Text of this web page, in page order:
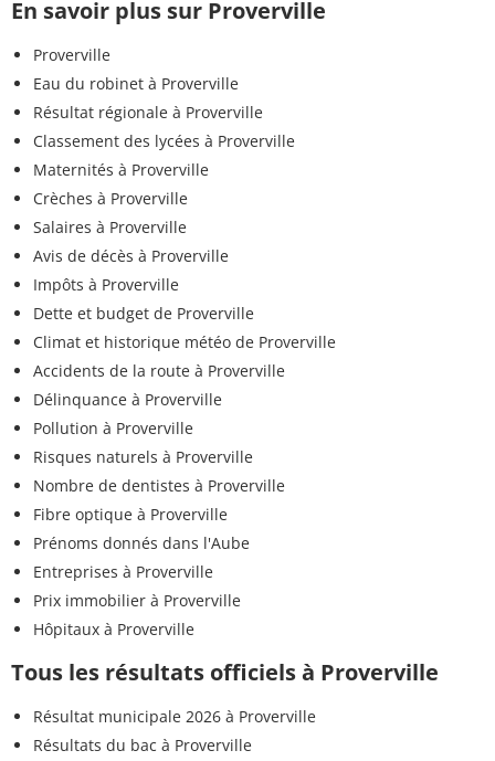
En savoir plus sur Proverville
Proverville
Eau du robinet à Proverville
Résultat régionale à Proverville
Classement des lycées à Proverville
Maternités à Proverville
Crèches à Proverville
Salaires à Proverville
Avis de décès à Proverville
Impôts à Proverville
Dette et budget de Proverville
Climat et historique météo de Proverville
Accidents de la route à Proverville
Délinquance à Proverville
Pollution à Proverville
Risques naturels à Proverville
Nombre de dentistes à Proverville
Fibre optique à Proverville
Prénoms donnés dans l'Aube
Entreprises à Proverville
Prix immobilier à Proverville
Hôpitaux à Proverville
Tous les résultats officiels à Proverville
Résultat municipale 2026 à Proverville
Résultats du bac à Proverville